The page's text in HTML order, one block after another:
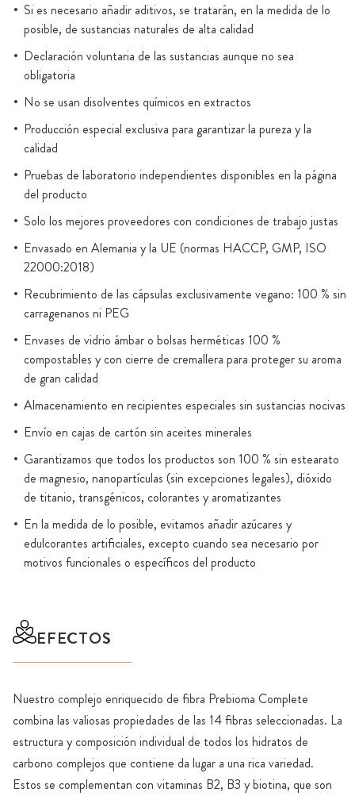
Si es necesario añadir aditivos, se tratarán, en la medida de lo
posible, de sustancias naturales de alta calidad
Declaración voluntaria de las sustancias aunque no sea
obligatoria
No se usan disolventes químicos en extractos
Producción especial exclusiva para garantizar la pureza y la
calidad
Pruebas de laboratorio independientes disponibles en la página
del producto
Solo los mejores proveedores con condiciones de trabajo justas
Envasado en Alemania y la UE (normas HACCP, GMP, ISO
22000:2018)
Recubrimiento de las cápsulas exclusivamente vegano: 100 % sin
carragenanos ni PEG
Envases de vidrio ámbar o bolsas herméticas 100 %
compostables y con cierre de cremallera para proteger su aroma
de gran calidad
Almacenamiento en recipientes especiales sin sustancias nocivas
Envío en cajas de cartón sin aceites minerales
Garantizamos que todos los productos son 100 % sin estearato
de magnesio, nanopartículas (sin excepciones legales), dióxido
de titanio, transgénicos, colorantes y aromatizantes
En la medida de lo posible, evitamos añadir azúcares y
edulcorantes artificiales, excepto cuando sea necesario por
motivos funcionales o específicos del producto
EFECTOS
Nuestro complejo enriquecido de fibra Prebioma Complete
combina las valiosas propiedades de las 14 fibras seleccionadas. La
estructura y composición individual de todos los hidratos de
carbono complejos que contiene da lugar a una rica variedad.
Estos se complementan con vitaminas B2, B3 y biotina, que son